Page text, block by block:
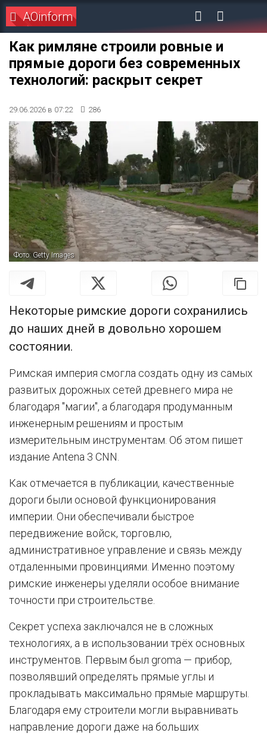
AOinform
Как римляне строили ровные и
прямые дороги без современных
технологий: раскрыт секрет
29.06.2026 в 07:22 286
Фото: Getty Images
Некоторые римские дороги сохранились
до наших дней в довольно хорошем
состоянии.
Римская империя смогла создать одну из самых
развитых дорожных сетей древнего мира не
благодаря "магии", а благодаря продуманным
инженерным решениям и простым
измерительным инструментам. Об этом пишет
издание Antena 3 CNN.
Как отмечается в публикации, качественные
дороги были основой функционирования
империи. Они обеспечивали быстрое
передвижение войск, торговлю,
административное управление и связь между
отдаленными провинциями. Именно поэтому
римские инженеры уделяли особое внимание
точности при строительстве.
Секрет успеха заключался не в сложных
технологиях, а в использовании трёх основных
инструментов. Первым был groma — прибор,
позволявший определять прямые углы и
прокладывать максимально прямые маршруты.
Благодаря ему строители могли выравнивать
направление дороги даже на больших